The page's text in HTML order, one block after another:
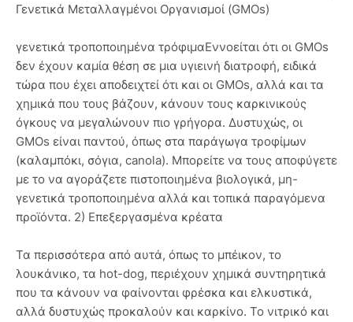
Γενετικά Μεταλλαγμένοι Οργανισμοί (GMOs)
γενετικά τροποποιημένα τρόφιμαΕννοείται ότι οι GMOs
δεν έχουν καμία θέση σε μια υγιεινή διατροφή, ειδικά
τώρα που έχει αποδειχτεί ότι και οι GMOs, αλλά και τα
χημικά που τους βάζουν, κάνουν τους καρκινικούς
όγκους να μεγαλώνουν πιο γρήγορα. Δυστυχώς, οι
GMOs είναι παντού, όπως στα παράγωγα τροφίμων
(καλαμπόκι, σόγια, canola). Μπορείτε να τους αποφύγετε
με το να αγοράζετε πιστοποιημένα βιολογικά, μη-
γενετικά τροποποιημένα αλλά και τοπικά παραγόμενα
προϊόντα. 2) Επεξεργασμένα κρέατα
Τα περισσότερα από αυτά, όπως το μπέικον, το
λουκάνικο, τα hot-dog, περιέχουν χημικά συντηρητικά
που τα κάνουν να φαίνονται φρέσκα και ελκυστικά,
αλλά δυστυχώς προκαλούν και καρκίνο. Το νιτρικό και